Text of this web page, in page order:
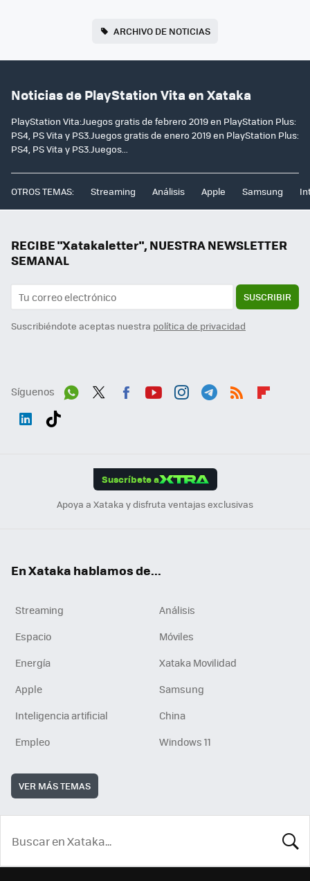
ARCHIVO DE NOTICIAS
Noticias de PlayStation Vita en Xataka
PlayStation Vita:Juegos gratis de febrero 2019 en PlayStation Plus:
PS4, PS Vita y PS3.Juegos gratis de enero 2019 en PlayStation Plus:
PS4, PS Vita y PS3.Juegos...
OTROS TEMAS: Streaming Análisis Apple Samsung
RECIBE "Xatakaletter", NUESTRA NEWSLETTER
SEMANAL
SUSCRIBIR
Suscribiéndote aceptas nuestra política de privacidad
Síguenos
Suscríbete a
Apoya a Xataka y disfruta ventajas exclusivas
En Xataka hablamos de...
Streaming
Análisis
Espacio
Móviles
Energía
Xataka Movilidad
Apple
Samsung
Inteligencia artificial
China
Empleo
Windows 11
VER MÁS TEMAS